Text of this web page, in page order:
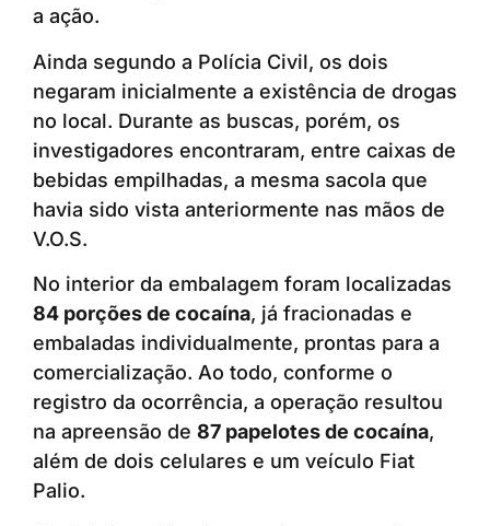
a ação.
Ainda segundo a Polícia Civil, os dois
negaram inicialmente a existência de drogas
no local. Durante as buscas, porém, os
investigadores encontraram, entre caixas de
bebidas empilhadas, a mesma sacola que
havia sido vista anteriormente nas mãos de
V.O.S.
No interior da embalagem foram localizadas
84 porções de cocaína, já fracionadas e
embaladas individualmente, prontas para a
comercialização. Ao todo, conforme o
registro da ocorrência, a operação resultou
na apreensão de 87 papelotes de cocaína,
além de dois celulares e um veículo Fiat
Palio.